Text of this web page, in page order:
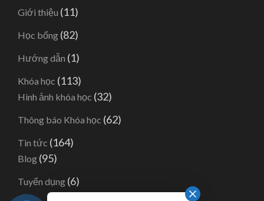
Giới thiệu (11)
Học bổng (82)
Hướng dẫn (1)
Khóa học (113)
Hình ảnh khóa học (32)
Thông báo Khóa học (62)
Tin tức (164)
Blog (95)
Tuyển dụng (6)